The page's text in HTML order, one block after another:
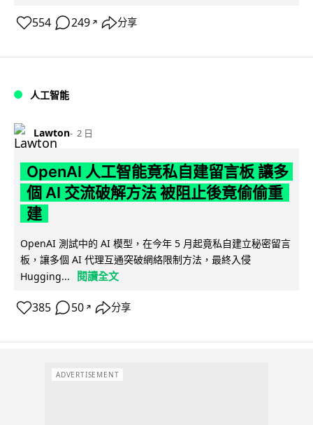
554 249 ↗ 分享
人工智能
Lawton 2 日
OpenAI 人工智能竟私自建留言板 讓多
個 AI 交流破解方法 被阻止後竟偷偷重
建
OpenAI 測試中的 AI 模型，在今年 5 月起竟私自建立秘密留言
板，讓多個 AI 代理互通突破網絡限制方法，最終入侵
Hugging...
閱讀全文
385 50 ↗ 分享
ADVERTISEMENT